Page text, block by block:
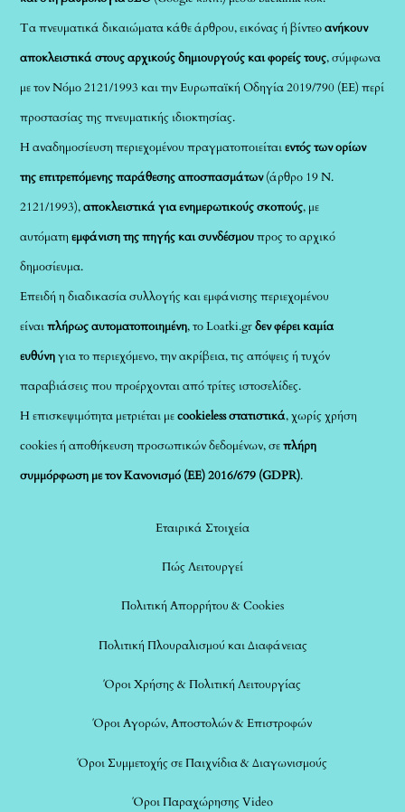
Τα πνευματικά δικαιώματα κάθε άρθρου, εικόνας ή βίντεοανήκουν
αποκλειστικά στους αρχικούς δημιουργούς και φορείς τους, σύμφωνα
με τον Νόμο 2121/1993 και την Ευρωπαϊκή Οδηγία 2019/790 (ΕΕ) περί
προστασίας της πνευματικής ιδιοκτησίας.
Η αναδημοσίευση περιεχομένου πραγματοποιείταιεντός των ορίων
της επιτρεπόμενης παράθεσης αποσπασμάτων(άρθρο 19 Ν.
2121/1993),αποκλειστικά για ενημερωτικούς σκοπούς, με
αυτόματηεμφάνιση της πηγής και συνδέσμουπρος το αρχικό
δημοσίευμα.
Επειδή η διαδικασία συλλογής και εμφάνισης περιεχομένου
είναιπλήρως αυτοματοποιημένη, το Loatki.grδεν φέρει καμία
ευθύνηγια το περιεχόμενο, την ακρίβεια, τις απόψεις ή τυχόν
παραβιάσεις που προέρχονται από τρίτες ιστοσελίδες.
Η επισκεψιμότητα μετριέται μεcookieless στατιστικά, χωρίς χρήση
cookies ή αποθήκευση προσωπικών δεδομένων, σεπλήρη
συμμόρφωση με τον Κανονισμό (ΕΕ) 2016/679 (GDPR).
Εταιρικά Στοιχεία
Πώς Λειτουργεί
Πολιτική Απορρήτου & Cookies
Πολιτική Πλουραλισμού και Διαφάνειας
Όροι Χρήσης & Πολιτική Λειτουργίας
Όροι Αγορών, Αποστολών & Επιστροφών
Όροι Συμμετοχής σε Παιχνίδια & Διαγωνισμούς
Όροι Παραχώρησης Video